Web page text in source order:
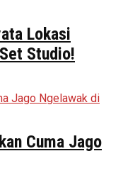
Lokasi
Studio!
Cuma Jago